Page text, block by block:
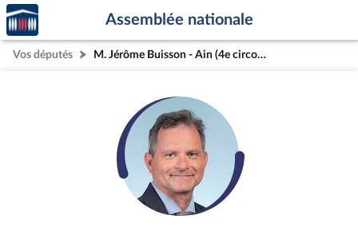
Aller au contenu
Aller en bas de la page
Accèder
à la
page
d'accueil
Assemblée nationale
Vos députés M. Jérôme Buisson - Ain (4e circonscription)